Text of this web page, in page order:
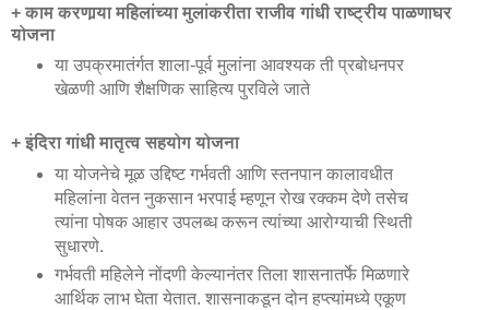
+ काम करणार्‍या महिलांच्या मुलांकरीता राजीव गांधी राष्ट्रीय पाळणाघर
योजना
या उपक्रमातंर्गत शाला-पूर्व मुलांना आवश्यक ती प्रबोधनपर
खेळणी आणि शैक्षणिक साहित्य पुरविले जाते
+ इंदिरा गांधी मातृत्व सहयोग योजना
या योजनेचे मूळ उद्दिष्ट गर्भवती आणि स्तनपान कालावधीत
महिलांना वेतन नुकसान भरपाई म्हणून रोख रक्कम देणे तसेच
त्यांना पोषक आहार उपलब्ध करून त्यांच्या आरोग्याची स्थिती
सुधारणे.
गर्भवती महिलेने नोंदणी केल्यानंतर तिला शासनातर्फे मिळणारे
आर्थिक लाभ घेता येतात. शासनाकडून दोन हप्त्यांमध्ये एकूण